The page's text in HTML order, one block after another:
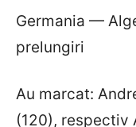
Germania —
prelungiri
Au marcat:
(120), respectiv